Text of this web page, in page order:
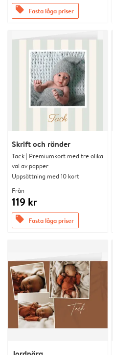
offers Fasta låga priser
Skrift och ränder
Tack | Premiumkort med tre olika
val av papper
Uppsättning med 10 kort
Från
119 kr
offers Fasta låga priser